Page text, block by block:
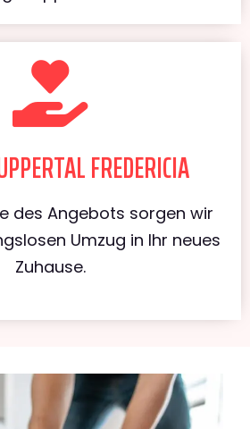
FREDERICIA
des Angebots sorgen wir
Umzug in Ihr neues
Zuhause.